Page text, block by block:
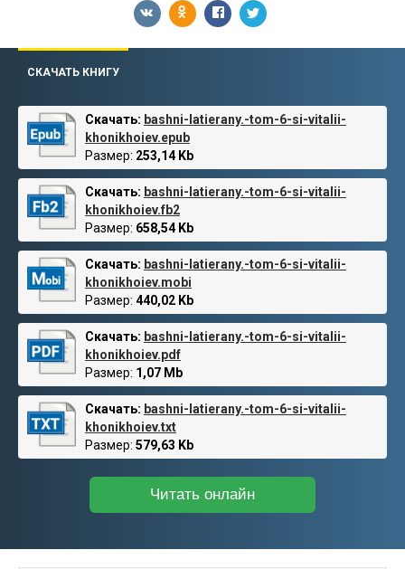
СКАЧАТЬ КНИГУ
Скачать: bashni-latierany.-tom-6-si-vitalii-
khonikhoiev.epub
Размер: 253,14 Kb
Скачать: bashni-latierany.-tom-6-si-vitalii-
khonikhoiev.fb2
Размер: 658,54 Kb
Скачать: bashni-latierany.-tom-6-si-vitalii-
khonikhoiev.mobi
Размер: 440,02 Kb
Скачать: bashni-latierany.-tom-6-si-vitalii-
khonikhoiev.pdf
Размер: 1,07 Mb
Скачать: bashni-latierany.-tom-6-si-vitalii-
khonikhoiev.txt
Размер: 579,63 Kb
Читать онлайн